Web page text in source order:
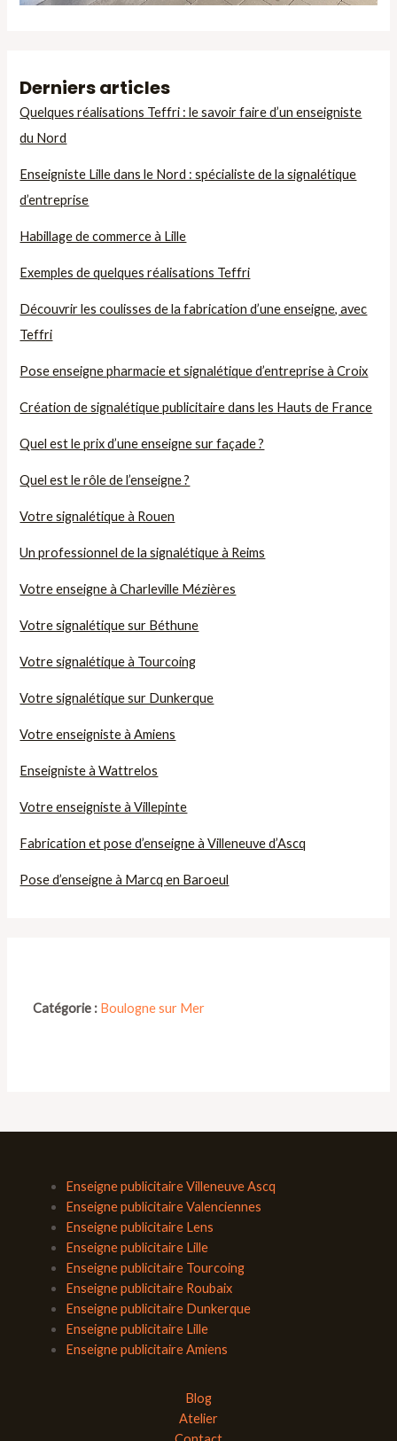
Derniers articles
Quelques réalisations Teffri : le savoir faire d’un enseigniste
du Nord
Enseigniste Lille dans le Nord : spécialiste de la signalétique
d’entreprise
Habillage de commerce à Lille
Exemples de quelques réalisations Teffri
Découvrir les coulisses de la fabrication d’une enseigne, avec
Teffri
Pose enseigne pharmacie et signalétique d’entreprise à Croix
Création de signalétique publicitaire dans les Hauts de France
Quel est le prix d’une enseigne sur façade ?
Quel est le rôle de l’enseigne ?
Votre signalétique à Rouen
Un professionnel de la signalétique à Reims
Votre enseigne à Charleville Mézières
Votre signalétique sur Béthune
Votre signalétique à Tourcoing
Votre signalétique sur Dunkerque
Votre enseigniste à Amiens
Enseigniste à Wattrelos
Votre enseigniste à Villepinte
Fabrication et pose d’enseigne à Villeneuve d’Ascq
Pose d’enseigne à Marcq en Baroeul
Catégorie : Boulogne sur Mer
Enseigne publicitaire Villeneuve Ascq
Enseigne publicitaire Valenciennes
Enseigne publicitaire Lens
Enseigne publicitaire Lille
Enseigne publicitaire Tourcoing
Enseigne publicitaire Roubaix
Enseigne publicitaire Dunkerque
Enseigne publicitaire Lille
Enseigne publicitaire Amiens
Blog
Atelier